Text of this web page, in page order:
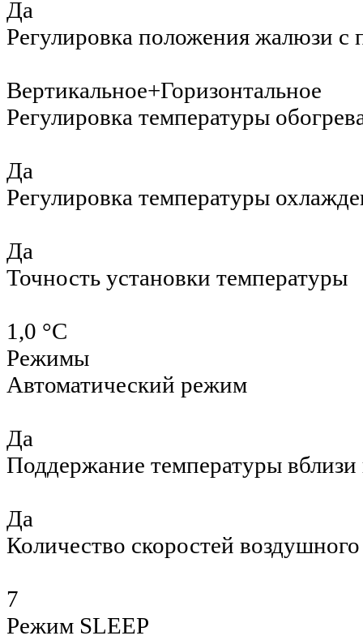
Да
Регулировка положения жалюзи с
Вертикальное+Горизонтальное
Регулировка температуры
Да
Регулировка температуры
Да
Точность установки температуры
1,0 °С
Режимы
Автоматический режим
Да
Поддержание температуры вблизи
Да
Количество скоростей
7
Режим SLEEP